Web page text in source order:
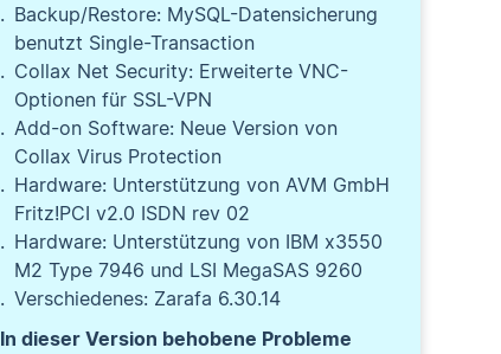
Backup/Restore: MySQL-Datensicherung
benutzt Single-Transaction
Collax Net Security: Erweiterte VNC-
Optionen für SSL-VPN
Add-on Software: Neue Version von
Collax Virus Protection
Hardware: Unterstützung von AVM GmbH
Fritz!PCI v2.0 ISDN rev 02
Hardware: Unterstützung von IBM x3550
M2 Type 7946 und LSI MegaSAS 9260
Verschiedenes: Zarafa 6.30.14
In dieser Version behobene Probleme